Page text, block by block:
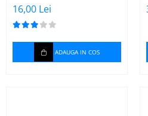
16,00 Lei
ADAUGA IN COS